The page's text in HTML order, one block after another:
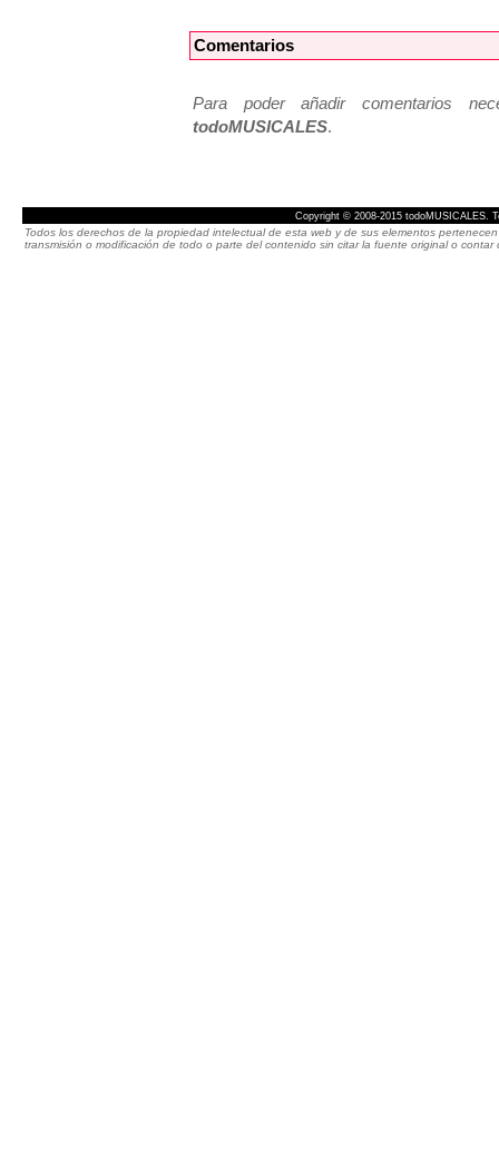
Comentarios
Para poder añadir comentarios
todoMUSICALES.
Copyright © 2008-2015 todoMUSICALES.
Todos los derechos de la propiedad intelectual de esta web y de sus elementos
transmisión o modificación de todo o parte del contenido sin citar la fuente original o